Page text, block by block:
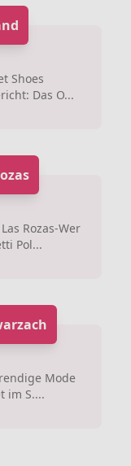
Shoes
Das O...
Rozas-Wer
Pol...
Mode
im S....